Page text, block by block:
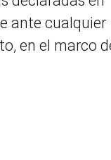
ante cualquier
en el marco